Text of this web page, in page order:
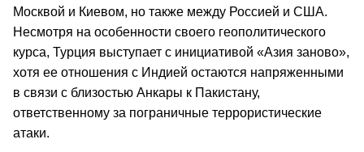
Москвой и Киевом, но также между Россией и США.
Несмотря на особенности своего геополитического
курса, Турция выступает с инициативой «Азия заново»,
хотя ее отношения с Индией остаются напряженными
в связи с близостью Анкары к Пакистану,
ответственному за пограничные террористические
атаки.